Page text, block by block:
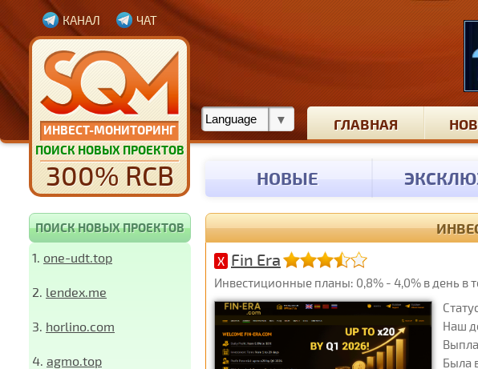
ИНВЕСТ-МОНИТОРИНГ
ПОИСК НОВЫХ ПРОЕКТОВ
300% RCB
КАНАЛ ЧАТ
ГЛАВНАЯ
НОВЫЕ
ПОИСК НОВЫХ ПРОЕКТОВ
1. one-udt.top
2. lendex.me
3. horlino.com
4. agmo.top
X Fin Era
Инвестиционные планы: 0,8% - 4,0% в день в
Наш
Была